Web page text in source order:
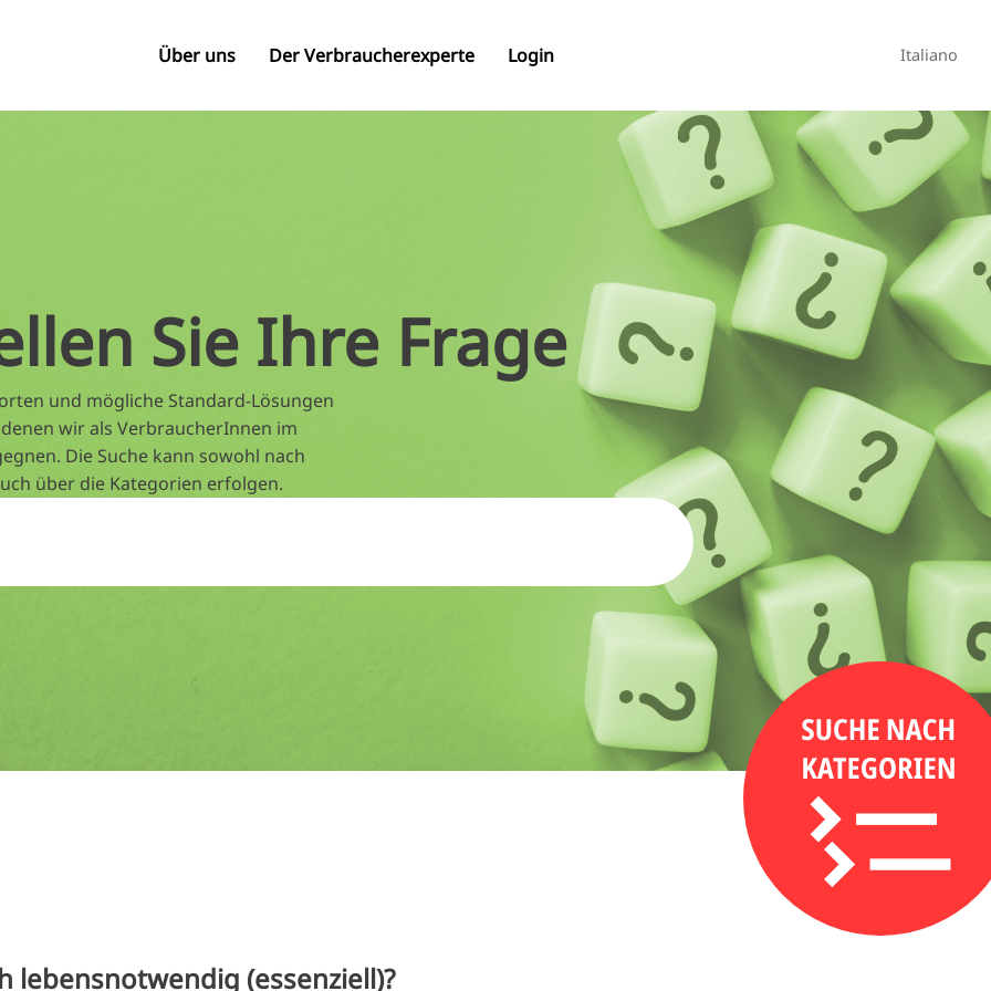
Über uns Der Verbraucherexperte Login Italiano
Sie Ihre Frage
und mögliche Standard-Lösungen
wir als VerbraucherInnen im
Die Suche kann sowohl nach
über die Kategorien erfolgen.
lebensnotwendig (essenziell)?